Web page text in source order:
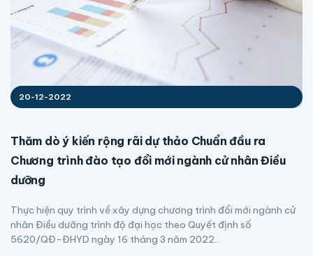
20-12-2022
Thăm dò ý kiến rộng rãi dự thảo Chuẩn đầu ra
Chương trình đào tạo đổi mới ngành cử nhân Điều
dưỡng
Thực hiện quy trình về xây dựng chương trình đổi mới ngành cử
nhân Điều dưỡng trình độ đại học theo Quyết định số
5620/QĐ-ĐHYD ngày 16 tháng 3 năm 2022...